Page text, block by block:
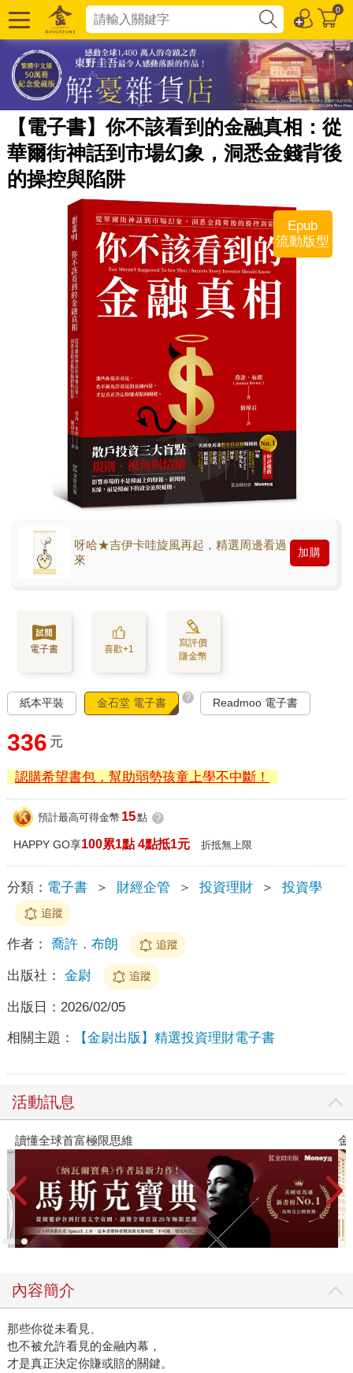
0
【電子書】你不該看到的金融真相：從
華爾街神話到市場幻象，洞悉金錢背後
的操控與陷阱
Epub
流動版型
呀哈★吉伊卡哇旋風再起，精選周邊看過
來
加購
電子書 喜歡+1
寫評價
賺金幣
紙本平裝 金石堂 電子書 ? Readmoo 電子書
336 元
認購希望書包，幫助弱勢孩童上學不中斷！
預計最高可得金幣 15點 ?
HAPPY GO享100累1點 4點抵1元 折抵無上限
分類： 電子書 ＞ 財經企管 ＞ 投資理財 ＞ 投資學
追蹤
作者： 喬許．布朗 追蹤
出版社： 金尉 追蹤
出版日： 2026/02/05
相關主題： 【金尉出版】精選投資理財電子書
活動訊息
讀懂全球首富極限思維 金
內容簡介
那些你從未看見、
也不被允許看見的金融內幕，
才是真正決定你賺或賠的關鍵。